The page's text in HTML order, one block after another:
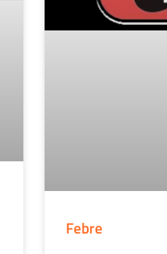
Febre